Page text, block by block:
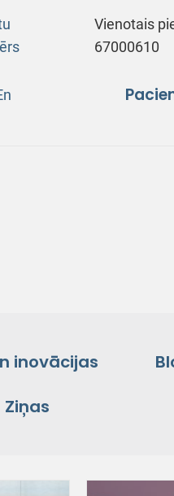
Vienotais
67000610
inovācijas
Ziņas